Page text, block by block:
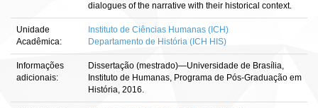
dialogues of the narrative with their historical context.
Unidade
Acadêmica:
Instituto de Ciências Humanas (ICH)
Departamento de História (ICH HIS)
Informações
adicionais:
Dissertação (mestrado)—Universidade de Brasília,
Instituto de Humanas, Programa de Pós-Graduação em
História, 2016.